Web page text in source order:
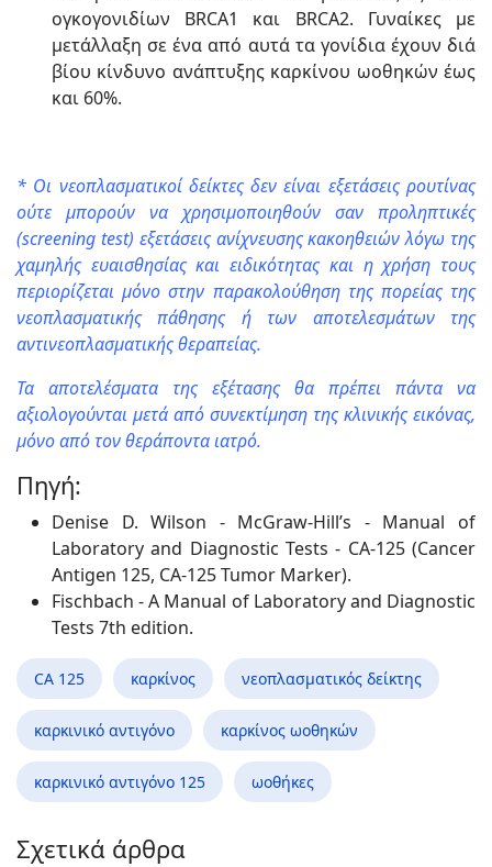
ογκογονιδίων ΒRCΑ1 και ΒRCΑ2. Γυναίκες με
μετάλλαξη σε ένα από αυτά τα γονίδια έχουν διά
βίου κίνδυνο ανάπτυξης καρκίνου ωοθηκών έως
και 60%.
* Οι νεοπλασματικοί δείκτες δεν είναι εξετάσεις ρουτίνας
ούτε μπορούν να χρησιμοποιηθούν σαν προληπτικές
(screening test) εξετάσεις ανίχνευσης κακοηθειών λόγω της
χαμηλής ευαισθησίας και ειδικότητας και η χρήση τους
περιορίζεται μόνο στην παρακολούθηση της πορείας της
νεοπλασματικής πάθησης ή των αποτελεσμάτων της
αντινεοπλασματικής θεραπείας.
Τα αποτελέσματα της εξέτασης θα πρέπει πάντα να
αξιολογούνται μετά από συνεκτίμηση της κλινικής εικόνας,
μόνο από τον θεράποντα ιατρό.
Πηγή:
Denise D. Wilson - McGraw-Hill’s - Manual of
Laboratory and Diagnostic Tests - CA-125 (Cancer
Antigen 125, CA-125 Tumor Marker).
Fischbach - A Manual of Laboratory and Diagnostic
Tests 7th edition.
CA 125 καρκίνος νεοπλασματικός δείκτης
καρκινικό αντιγόνο καρκίνος ωοθηκών
καρκινικό αντιγόνο 125 ωοθήκες
Σχετικά άρθρα